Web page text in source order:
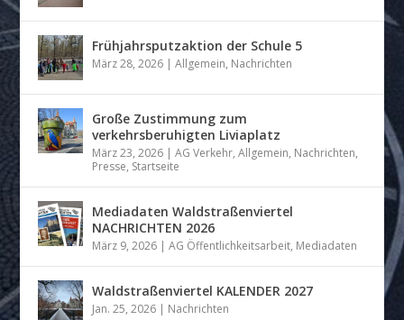
Frühjahrsputzaktion der Schule 5
März 28, 2026 |Allgemein, Nachrichten
Große Zustimmung zum
verkehrsberuhigten Liviaplatz
März 23, 2026 |AG Verkehr,Allgemein, Nachrichten,
Presse, Startseite
Mediadaten Waldstraßenviertel
NACHRICHTEN 2026
März 9, 2026 |AG Öffentlichkeitsarbeit, Mediadaten
Waldstraßenviertel KALENDER 2027
Jan. 25, 2026 | Nachrichten